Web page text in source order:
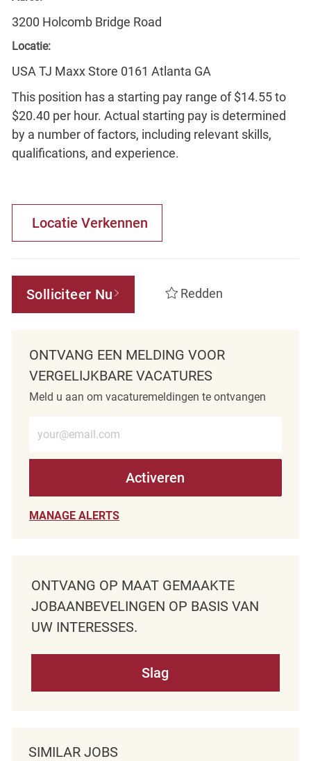
3200 Holcomb Bridge Road
Locatie:
USA TJ Maxx Store 0161 Atlanta GA
This position has a starting pay range of $14.55 to
$20.40 per hour. Actual starting pay is determined
by a number of factors, including relevant skills,
qualifications, and experience.
Locatie Verkennen
Solliciteer Nu Redden
ONTVANG EEN MELDING VOOR
VERGELIJKBARE VACATURES
Meld u aan om vacaturemeldingen te ontvangen
Activeren
MANAGE ALERTS
ONTVANG OP MAAT GEMAAKTE
JOBAANBEVELINGEN OP BASIS VAN
UW INTERESSES.
Slag
SIMILAR JOBS